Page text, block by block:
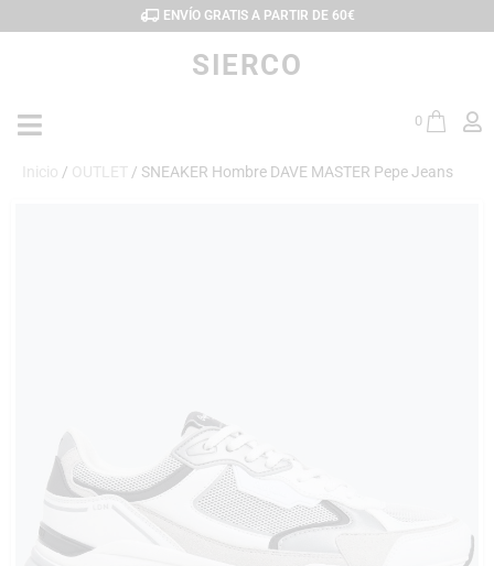
ENVÍO GRATIS A PARTIR DE 60€
SIERCO
0
Inicio / OUTLET / SNEAKER Hombre DAVE MASTER Pepe Jeans